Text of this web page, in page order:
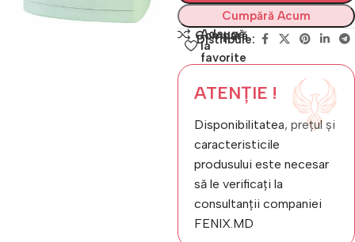
Cumpără Acum
Compară
Adaugă
la
favorite
Distribuie:
ATENȚIE !
Disponibilitatea, prețul și
caracteristicile
produsului este necesar
să le verificați la
consultanții companiei
FENIX.MD